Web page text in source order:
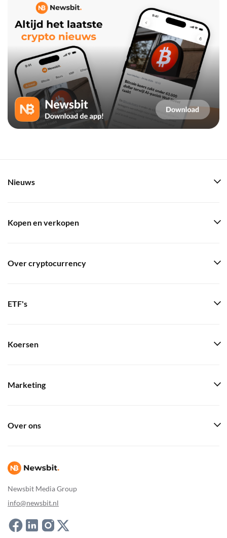
Newsbit Media Group
info@newsbit.nl
Nieuws
Kopen en verkopen
Over cryptocurrency
ETF's
Koersen
Marketing
Over ons